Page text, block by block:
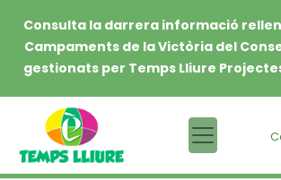
Consulta la darrera informació
Campaments de la Victòria del
gestionats per Temps Lliure